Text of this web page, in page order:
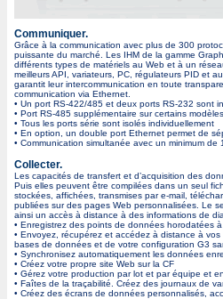
Communiquer.
Grâce à la communication avec plus de 300
puissante du marché. Les IHM de la gamme
différents types de matériels au Web et à un
meilleurs API, variateurs, PC, régulateurs PID et
garantit leur intercommunication en toute
communication via Ethernet.
• Un port RS-422/485 et deux ports RS-232 sont
• Port RS-485 supplémentaire sur certains modèles
• Tous les ports série sont isolés individuellement
• En option, un double port Ethernet permet de
• Communication simultanée avec un minimum
Collecter.
Les capacités de transfert et d’acquisition des
Puis elles peuvent être compilées dans un seul
stockées, affichées, transmises par e-mail,
publiées sur des pages Web personnalisées. Le
ainsi un accès à distance à des informations de
• Enregistrez des points de données horodatées
• Envoyez, récupérez et accédez à distance à
bases de données et de votre configuration G3
• Synchronisez automatiquement les données
• Créez votre propre site Web sur la CF
• Gérez votre production par lot et par équipe et
• Faîtes de la traçabilité. Créez des journaux de
• Créez des écrans de données personnalisés,